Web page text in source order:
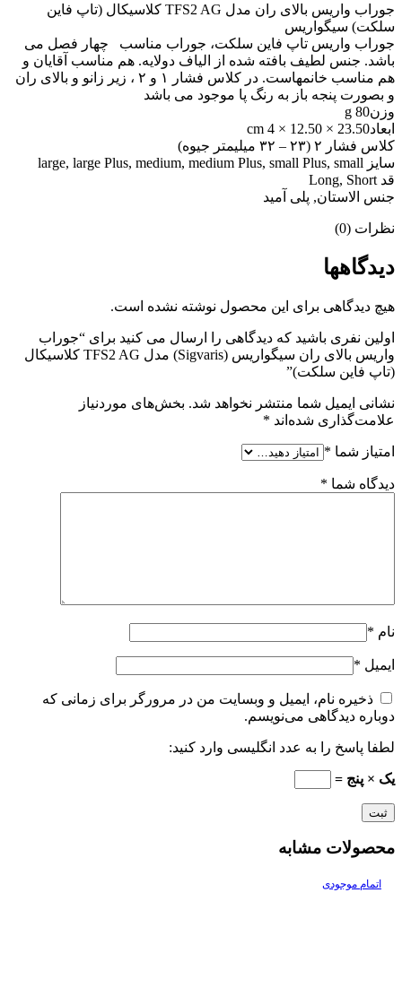
جوراب واریس بالای ران مدل TFS2 AG کلاسیکال (تاپ فاین
سلکت) سیگواریس
جوراب واریس تاپ فاین سلکت، جوراب مناسب چهار فصل می
باشد. جنس لطیف بافته شده از الیاف دولایه. هم مناسب آقایان و
هم مناسب خانمهاست. در کلاس فشار ۱ و ۲ ، زیر زانو و بالای ران
و بصورت پنجه باز به رنگ پا موجود می باشد
وزن80 g
ابعاد23.50 × 12.50 × 4 cm
کلاس فشار ۲ (۲۳ – ۳۲ میلیمتر جیوه)
سایز large, large Plus, medium, medium Plus, small Plus, small
قد Long, Short
جنس الاستان, پلی آمید
نظرات (0)
دیدگاهها
هیچ دیدگاهی برای این محصول نوشته نشده است.
اولین نفری باشید که دیدگاهی را ارسال می کنید برای “جوراب
واریس بالای ران سیگواریس (Sigvaris) مدل TFS2 AG کلاسیکال
(تاپ فاین سلکت)”
نشانی ایمیل شما منتشر نخواهد شد. بخش‌های موردنیاز
علامت‌گذاری شده‌اند *
امتیاز شما *
دیدگاه شما *
نام *
ایمیل *
ذخیره نام، ایمیل و وبسایت من در مرورگر برای زمانی که
دوباره دیدگاهی می‌نویسم.
لطفا پاسخ را به عدد انگلیسی وارد کنید:
یک × پنج =
محصولات مشابه
اتمام موجودی